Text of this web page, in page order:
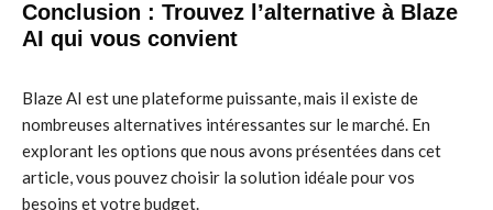
Conclusion : Trouvez l’alternative à Blaze
AI qui vous convient
Blaze AI est une plateforme puissante, mais il existe de
nombreuses alternatives intéressantes sur le marché. En
explorant les options que nous avons présentées dans cet
article, vous pouvez choisir la solution idéale pour vos
besoins et votre budget.